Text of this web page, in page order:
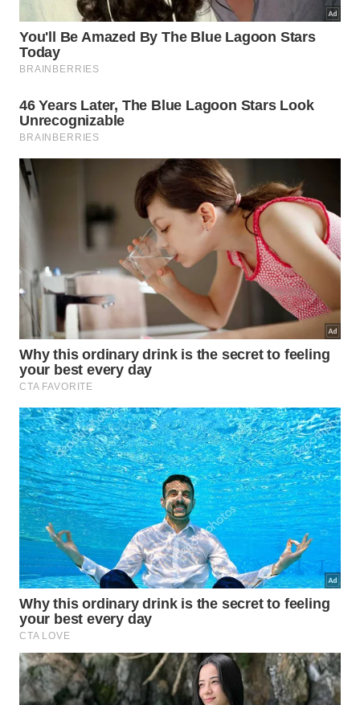
Quais são as melhores práticas para
o fim de semana?
O momento da limpeza pesada requer planejamento
energia elétrica preciosa. Organizar os cestos por
categorias antes de iniciar os ciclos agiliza o
satisfatórios
na lavagem.
Adotar esses pequenos cuidados transforma
completamente a conservação das roupas e traz
bem-estar real para o lar. Pequenas mudanças de
hábitos na lavanderia geram grandes impactos
positivos na rotina familiar, promovendo um
ambientedoméstico sempre seguro, limpo e muito
maisacolhedor.